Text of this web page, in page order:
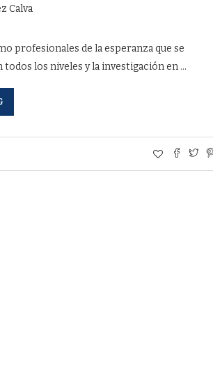
Calva
profesionales de la esperanza que se
los niveles y la investigación en …